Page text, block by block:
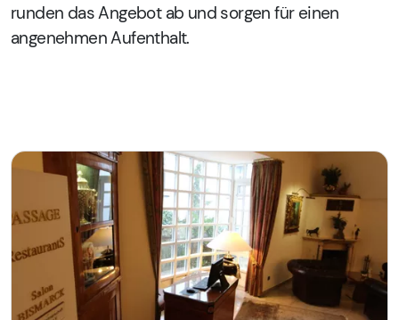
runden das Angebot ab und sorgen für einen
angenehmen Aufenthalt.